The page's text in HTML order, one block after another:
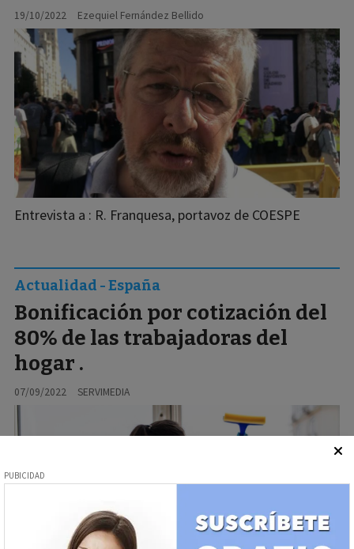
Ezequiel Fernández Bellido
19/10/2022
Entrevista a : R. Franquesa, portavoz de COESPE
Bonificación por cotización del
80% de las trabajadoras del
hogar .
SERVIMEDIA
Actualidad - España
07/09/2022